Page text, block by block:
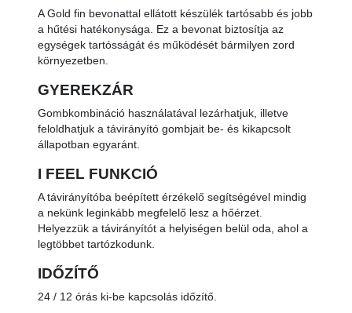
A Gold fin bevonattal ellátott készülék tartósabb és jobb
a hűtési hatékonysága. Ez a bevonat biztosítja az
egységek tartósságát és működését bármilyen zord
környezetben.
GYEREKZÁR
Gombkombináció használatával lezárhatjuk, illetve
feloldhatjuk a távirányító gombjait be- és kikapcsolt
állapotban egyaránt.
I FEEL FUNKCIÓ
A távirányítóba beépített érzékelő segítségével mindig
a nekünk leginkább megfelelő lesz a hőérzet.
Helyezzük a távirányítót a helyiségen belül oda, ahol a
legtöbbet tartózkodunk.
IDŐZÍTŐ
24 / 12 órás ki-be kapcsolás időzítő.